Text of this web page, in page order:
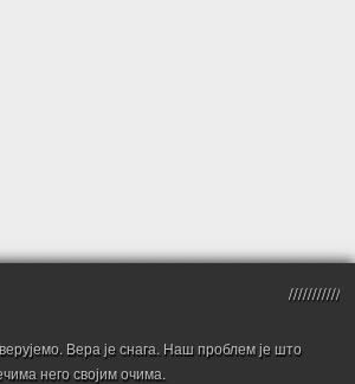
Вера је снага. Наш проблем је што
него својим очима.